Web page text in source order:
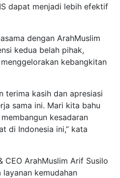
dapat menjadi lebih efektif
dengan ArahMuslim
kedua belah pihak,
kebangkitan
terima kasih dan apresiasi
sama ini. Mari kita bahu
kesadaran
di Indonesia ini,” kata
CEO ArahMuslim Arif Susilo
kemudahan